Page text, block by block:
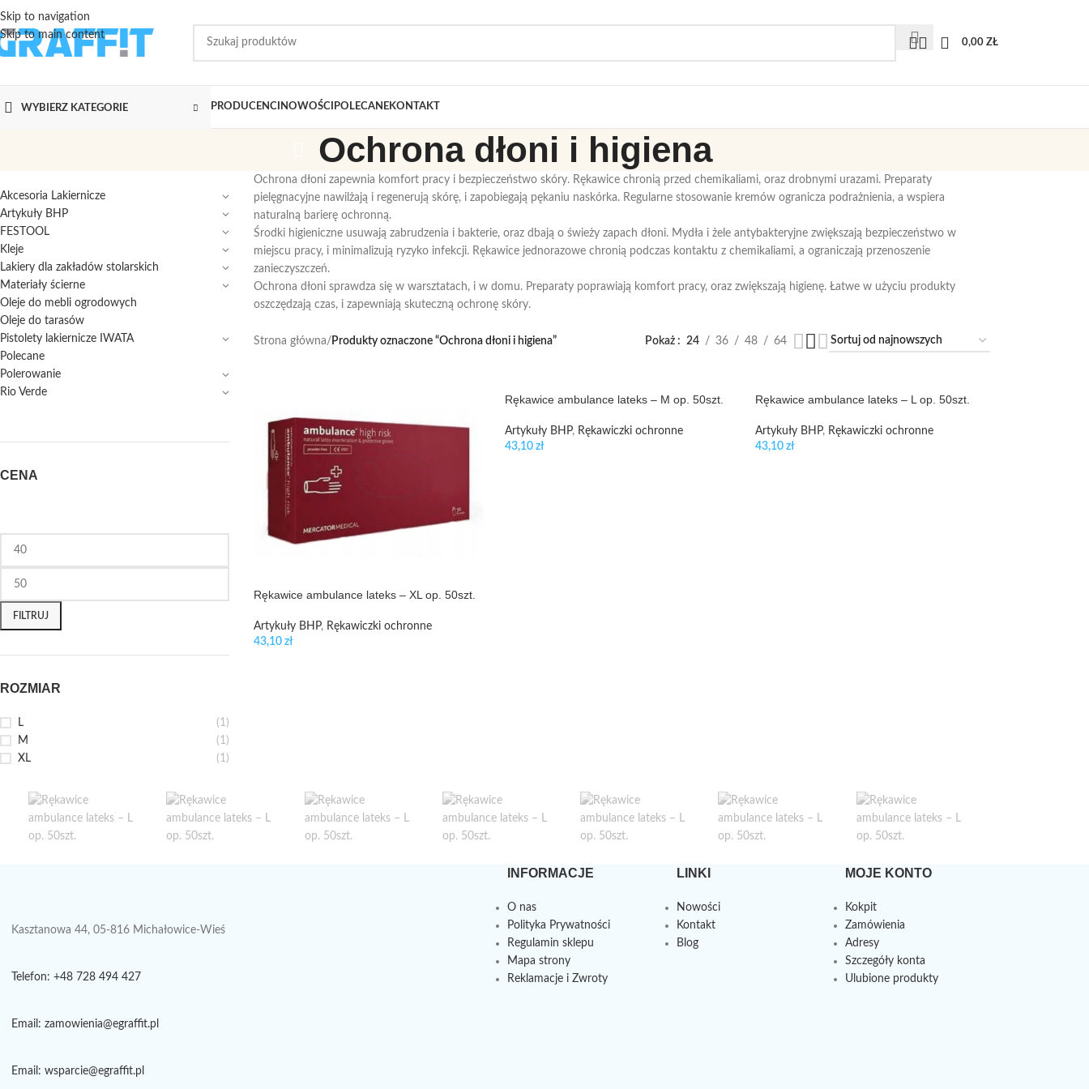
Skip to navigation
Skip to main content
0,00 ZŁ
WYBIERZ KATEGORIE PRODUCENCI NOWOŚCI POLECANEKONTAKT
Ochrona dłoni i higiena
Akcesoria Lakiernicze
Artykuły BHP
FESTOOL
Kleje
Lakiery dla zakładów stolarskich
Materiały ścierne
Oleje do mebli ogrodowych
Oleje do tarasów
Pistolety lakiernicze IWATA
Polecane
Polerowanie
Rio Verde
CENA
FILTRUJ
ROZMIAR
L
(1)
M
(1)
XL
(1)
Ochrona dłoni zapewnia komfort pracy i bezpieczeństwo skóry. Rękawice chronią przed chemikaliami, oraz drobnymi urazami. Preparaty
pielęgnacyjne nawilżają i regenerują skórę, i zapobiegają pękaniu naskórka. Regularne stosowanie kremów ogranicza podrażnienia, a wspiera
naturalną barierę ochronną.
Środki higieniczne usuwają zabrudzenia i bakterie, oraz dbają o świeży zapach dłoni. Mydła i żele antybakteryjne zwiększają bezpieczeństwo w
miejscu pracy, i minimalizują ryzyko infekcji. Rękawice jednorazowe chronią podczas kontaktu z chemikaliami, a ograniczają przenoszenie
zanieczyszczeń.
Ochrona dłoni sprawdza się w warsztatach, i w domu. Preparaty poprawiają komfort pracy, oraz zwiększają higienę. Łatwe w użyciu produkty
oszczędzają czas, i zapewniają skuteczną ochronę skóry.
Strona główna/ Produkty oznaczone “Ochrona dłoni i higiena” Pokaż 24 36 48 64
Rękawice ambulance lateks – XL op. 50szt.
Artykuły BHP, Rękawiczki ochronne
43,10 zł
Rękawice ambulance lateks – M op. 50szt.
Artykuły BHP, Rękawiczki ochronne
43,10 zł
Rękawice ambulance lateks – L op. 50szt.
Artykuły BHP, Rękawiczki ochronne
43,10zł
Kasztanowa 44, 05-816 Michałowice-Wieś
Telefon: +48 728 494 427
Email: zamowienia@egraffit.pl
Email: wsparcie@egraffit.pl
INFORMACJE
O nas
Polityka Prywatności
Regulamin sklepu
Mapa strony
Reklamacje i Zwroty
LINKI
Nowości
Kontakt
Blog
MOJE KONTO
Kokpit
Zamówienia
Adresy
Szczegóły konta
Ulubione produkty